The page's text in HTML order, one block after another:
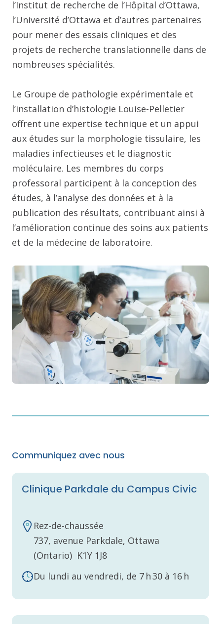
l’Institut de recherche de l’Hôpital d’Ottawa,
l’Université d’Ottawa et d’autres partenaires
pour mener des essais cliniques et des
projets de recherche translationnelle dans de
nombreuses spécialités.
Le Groupe de pathologie expérimentale et
l’installation d’histologie Louise-Pelletier
offrent une expertise technique et un appui
aux études sur la morphologie tissulaire, les
maladies infectieuses et le diagnostic
moléculaire. Les membres du corps
professoral participent à la conception des
études, à l’analyse des données et à la
publication des résultats, contribuant ainsi à
l’amélioration continue des soins aux patients
et de la médecine de laboratoire.
Communiquez avec nous
Clinique Parkdale du Campus Civic
Rez-de-chaussée
737, avenue Parkdale, Ottawa
(Ontario) K1Y 1J8
Du lundi au vendredi, de 7 h 30 à 16 h